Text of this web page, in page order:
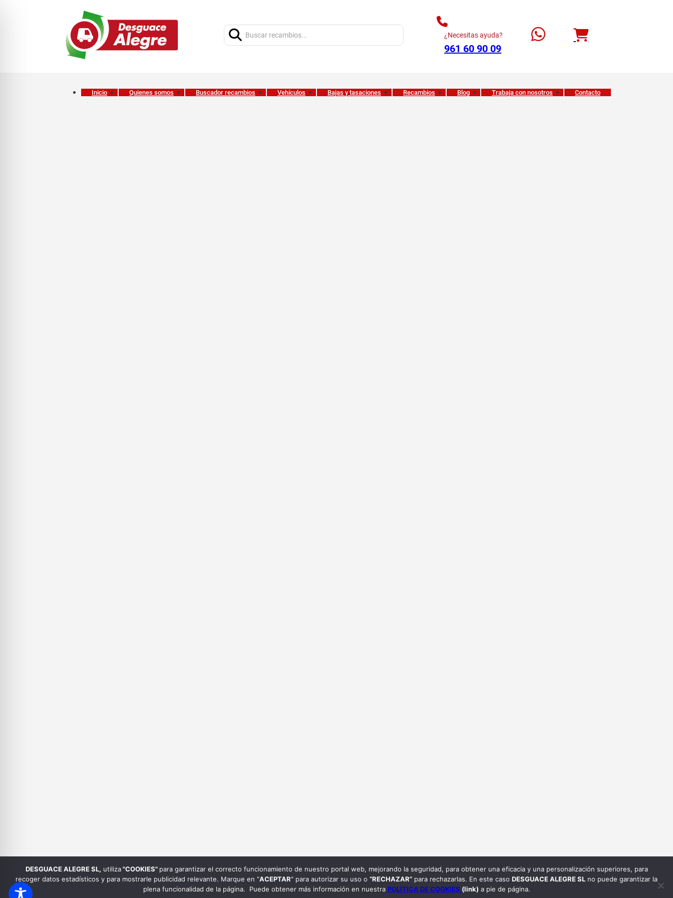
Buscar:
¿Necesitas ayuda?
961 60 90 09
Inicio Quienes somos Buscador recambios Vehículos Bajas y tasaciones Recambios Blog Trabaja con nosotros Contacto
DESGUACE ALEGRE SL, utiliza"COOKIES" para garantizar el correcto funcionamiento de nuestro portal web, mejorando la seguridad, para obtener una eficacia y una personalización superiores, para
recoger datos estadísticos y para mostrarle publicidad relevante. Marque en "ACEPTAR" para autorizar su uso o “RECHAZAR” para rechazarlas. En este caso DESGUACE ALEGRE SL no puede garantizar la
plena funcionalidad de la página. Puede obtener más información en nuestra POLÍTICA DE COOKIES (link) a pie de página.